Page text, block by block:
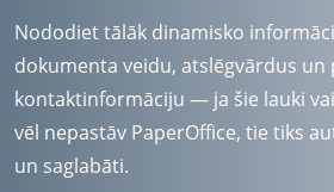
Nododiet tālāk dinamisko
dokumenta veidu, atslēgvārdus un
kontaktinformāciju — ja šie lauki
vēl nepastāv PaperOffice, tie tiks
un saglabāti.